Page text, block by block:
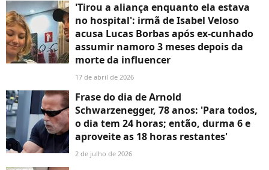
'Tirou a aliança enquanto ela estava
no hospital': irmã de Isabel Veloso
acusa Lucas Borbas após ex-cunhado
assumir namoro 3 meses depois da
morte da influencer
17 de abril de 2026
Frase do dia de Arnold
Schwarzenegger, 78 anos: 'Para todos,
o dia tem 24 horas; então, durma 6 e
aproveite as 18 horas restantes'
2 de julho de 2026